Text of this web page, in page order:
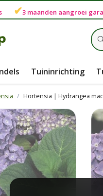
✔3 maanden aangroei
Tuininrichting
Hortensia | Hydrangea